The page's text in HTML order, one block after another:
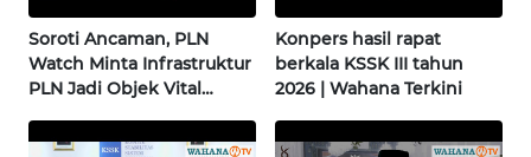
Soroti Ancaman, PLN
Watch Minta Infrastruktur
PLN Jadi Objek Vital
Research
Konpers hasil rapat
berkala KSSK III tahun
2026 | Wahana Terkini
WN
SUMBAR
WN
SUMSEL